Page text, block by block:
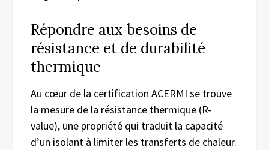
Répondre aux besoins de
résistance et de durabilité
thermique
Au cœur de la certification ACERMI se trouve
la mesure de la résistance thermique (R-
value), une propriété qui traduit la capacité
d’un isolant à limiter les transferts de chaleur.